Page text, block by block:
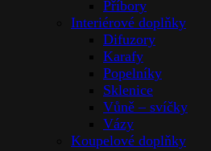
Příbory
Interiérové doplňky
Difuzory
Karafy
Popelníky
Sklenice
Vůně – svíčky
Vázy
Koupelové doplňky